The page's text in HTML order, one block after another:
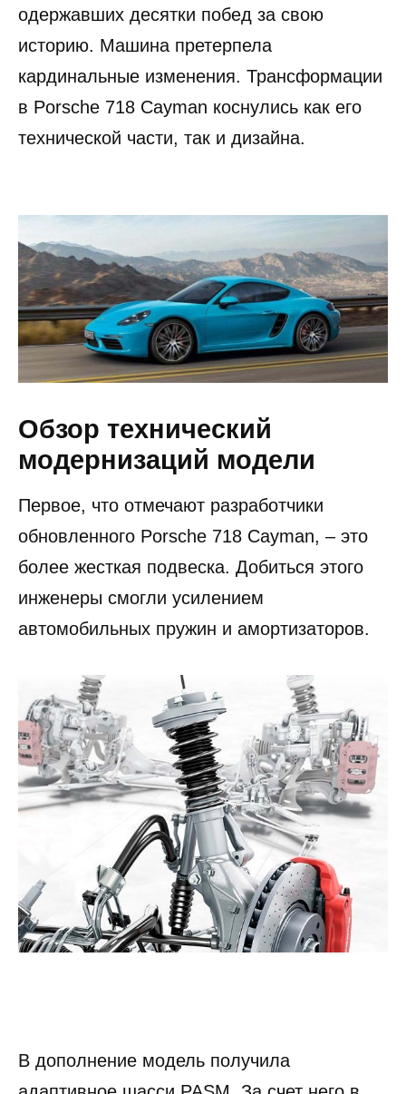
одержавших десятки побед за свою
историю. Машина претерпела
кардинальные изменения. Трансформации
в Porsche 718 Cayman коснулись как его
технической части, так и дизайна.
Обзор технический
модернизаций модели
Первое, что отмечают разработчики
обновленного Porsche 718 Cayman, – это
более жесткая подвеска. Добиться этого
инженеры смогли усилением
автомобильных пружин и амортизаторов.
В дополнение модель получила